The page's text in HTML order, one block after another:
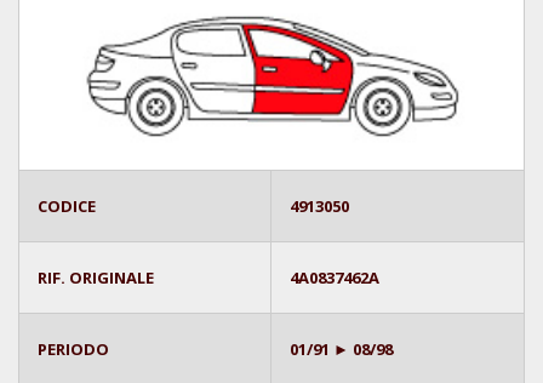
CODICE 4913050
RIF. ORIGINALE 4A0837462A
PERIODO 01/91 ► 08/98